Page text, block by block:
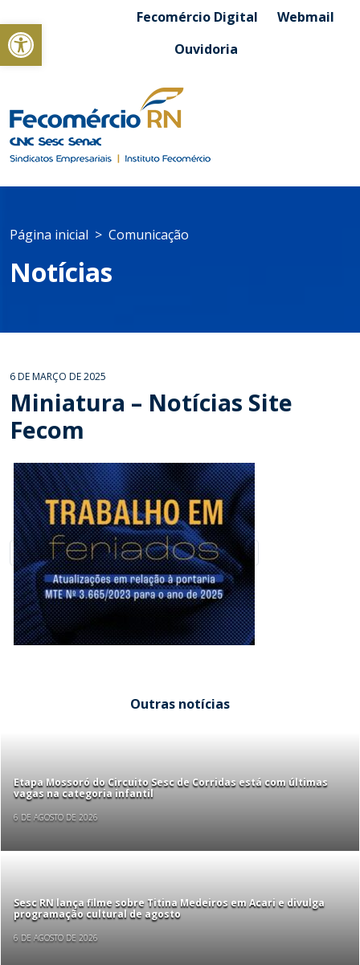
Abrir a barra de ferramentasFecomércio Digital
Webmail
Ouvidoria
Página inicial Comunicação
Notícias
6 DE MARÇO DE 2025
Miniatura – Notícias Site
Fecom
Outras notícias
Etapa Mossoró do Circuito Sesc de Corridas está com últimas
vagas na categoria infantil
6 DE AGOSTO DE 2026
Sesc RN lança filme sobre Titina Medeiros em Acari e divulga
programação cultural de agosto
6 DE AGOSTO DE 2026